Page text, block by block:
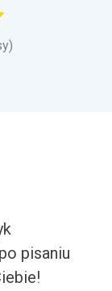
pisaniu